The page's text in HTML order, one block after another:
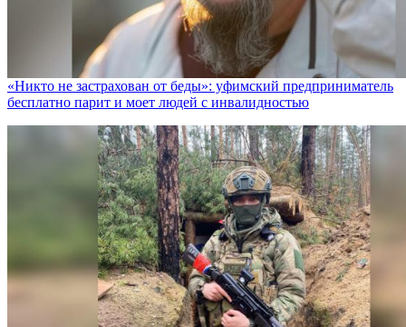
«Никто не заcтрахован от беды»: уфимский предприниматель
бесплатно парит и моет людей с инвалидностью